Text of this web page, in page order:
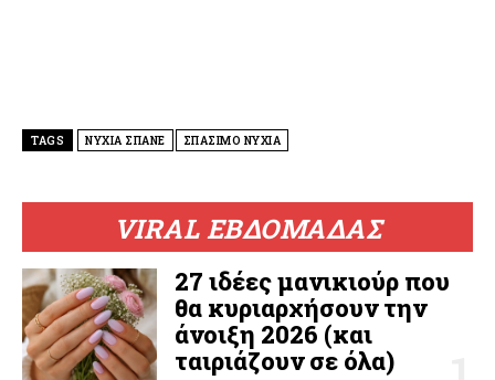
VIRAL ΕΒΔΟΜΑΔΑΣ
27 ιδέες μανικιούρ που
θα κυριαρχήσουν την
άνοιξη 2026 (και
ταιριάζουν σε όλα)
TAGS ΝΥΧΙΑ ΣΠΑΝΕ ΣΠΑΣΙΜΟ ΝΥΧΙΑ